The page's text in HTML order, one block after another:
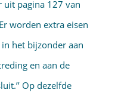
pagina 127 van
worden extra eisen
het bijzonder aan
en aan de
Op dezelfde